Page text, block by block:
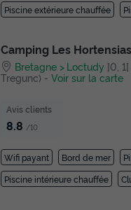
Piscine extérieure chauffée
Camping Les Hortensias
Bretagne Loctudy ]0,
Tregunc) - Voir sur la carte
Avis clients
8.8 /10
Wifi payant Bord de mer
Piscine intérieure chauffée